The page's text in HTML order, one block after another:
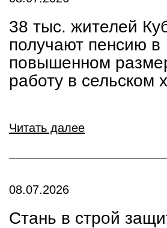
38 тыс. жителей
получают пенсию в
повышенном
работу в сельском
Читать далее
08.07.2026
Стань в строй